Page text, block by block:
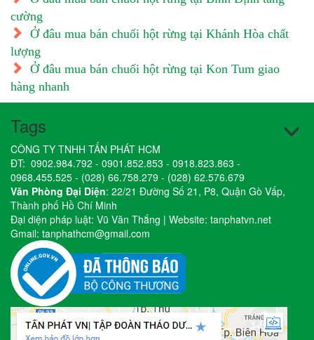
cường
Ở đâu mua bán chuối hột rừng tại Khánh Hòa chất
lượng
Ở đâu mua bán chuối hột rừng tại Kon Tum giao
hàng nhanh
Tags
CÔNG TY TNHH TẤN PHÁT HCM
ĐT: 0902.984.792 - 0901.852.853 - 0918.823.863 -
0968.455.525 - (028) 66.758.279 - (028) 62.576.679
Văn Phòng Đại Diện: 22/21 Đường Số 21, P8, Quận Gò Vấp,
Thành phố Hồ Chí Minh
Đại diện pháp luật: Vũ Văn Thắng | Website: tanphatvn.net
Gmail: tanphathcm@gmail.com